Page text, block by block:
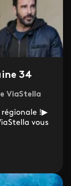
34
ViaStella
régionale !▶
vous